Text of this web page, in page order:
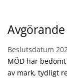
Avgörande
Beslutsdatum
MÖD har
av mark, tydligt